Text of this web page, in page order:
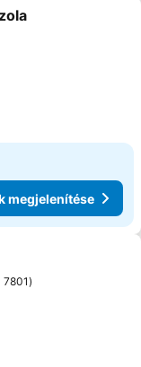
a kedvencekhez
megjelenítése
a kedvencekhez
7801